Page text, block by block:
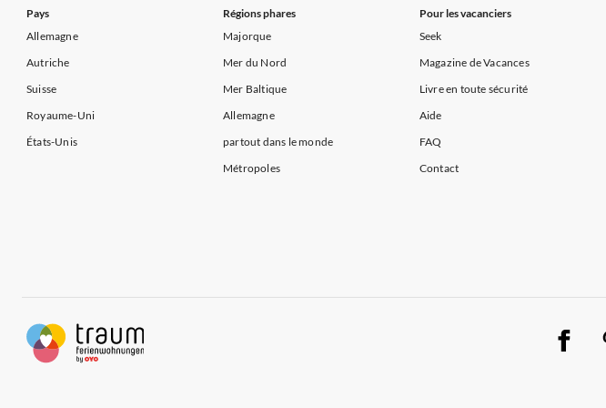
Pays
Allemagne
Autriche
Suisse
Royaume-Uni
États-Unis
Régions phares
Majorque
Mer du Nord
Mer Baltique
Allemagne
partout dans le monde
Métropoles
Pour les vacanciers
Seek
Magazine de Vacances
Livre en toute sécurité
Aide
FAQ
Contact